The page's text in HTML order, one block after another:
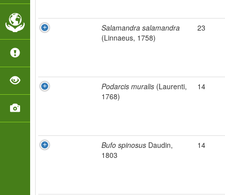
Salamandra salamandra
(Linnaeus, 1758)
23
Podarcis muralis (Laurenti,
1768)
14
Bufo spinosus Daudin,
1803
14